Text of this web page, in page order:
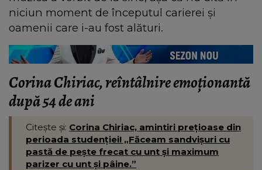
niciun moment de începutul carierei și
oamenii care i-au fost alături.
Corina Chiriac, reîntâlnire emoționantă
după 54 de ani
Citește și: Corina Chiriac, amintiri prețioase din
perioada studenției! „Făceam sandvișuri cu
pastă de pește frecat cu unt și maximum
parizer cu unt și pâine.”